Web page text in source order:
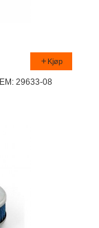
Kjøp
29633-08